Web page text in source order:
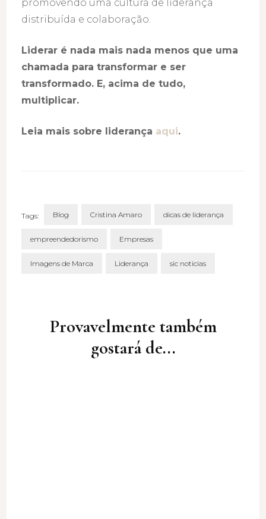
promovendo uma cultura de liderança
distribuída e colaboração.
Liderar é nada mais nada menos que uma
chamada para transformar e ser
transformado. E, acima de tudo,
multiplicar.
Leia mais sobre liderança aqui.
Tags: Blog Cristina Amaro dicas de liderança
empreendedorismo Empresas
Imagens de Marca Liderança sic noticias
Provavelmente também
gostará de...